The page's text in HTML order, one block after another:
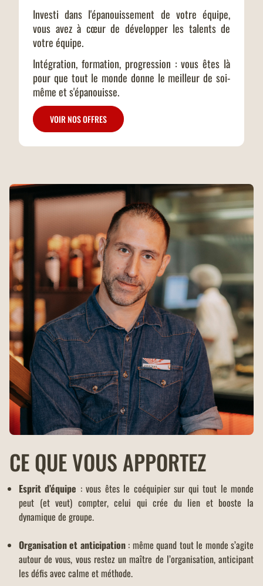
Investi dans l'épanouissement de votre équipe,
vous avez à cœur de développer les talents de
votre équipe.
Intégration, formation, progression : vous êtes là
pour que tout le monde donne le meilleur de soi-
même et s'épanouisse.
VOIR NOS OFFRES
CE QUE VOUS APPORTEZ
Esprit d’équipe : vous êtes le coéquipier sur qui tout le monde
peut (et veut) compter, celui qui crée du lien et booste la
dynamique de groupe.
Organisation et anticipation: même quand tout le monde s’agite
autour de vous, vous restez un maître de l’organisation, anticipant
les défis avec calme et méthode.